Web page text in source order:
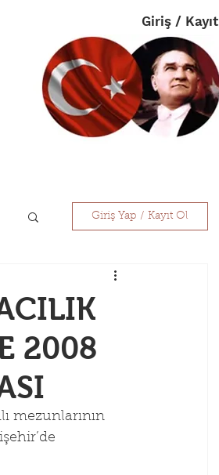
Giriş / Kayıt
Giriş Yap / Kayıt Ol
2008
mezunlarının